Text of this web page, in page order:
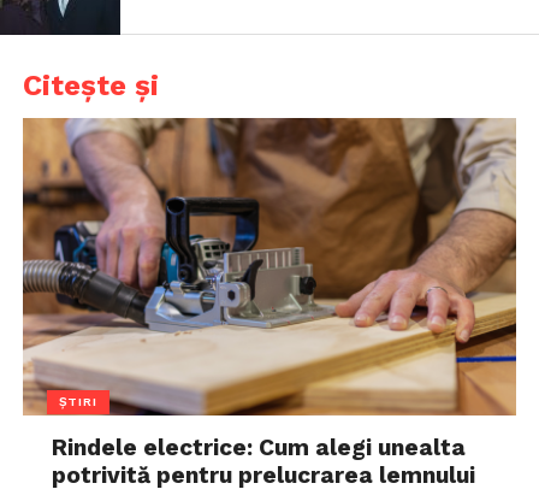
Citește și
ȘTIRI
Rindele electrice: Cum alegi unealta
potrivită pentru prelucrarea lemnului